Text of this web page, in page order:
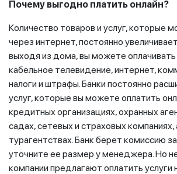
Почему выгодно платить онлайн?
Количество товаров и услуг, которые
через интернет, постоянно
выходя из дома, вы можете
кабельное телевидение, интернет,
налоги и штрафы. Банки постоянно
услуг, которые вы можете оплатить
кредитных организациях, охранных
садах, сетевых и страховых компаниях,
турагентствах. Банк берет комиссию
уточните ее размер у менеджера. Но
компании предлагают оплатить услуги